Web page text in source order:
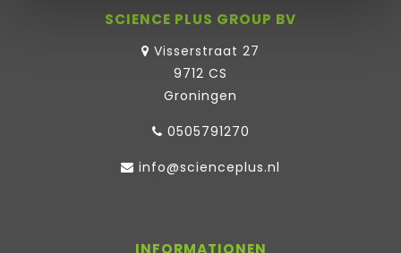
SCIENCE PLUS GROUP BV
Visserstraat 27
9712 CS
Groningen
0505791270
info@scienceplus.nl
INFORMATIONEN